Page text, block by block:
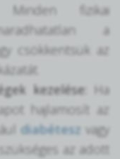
fizikai
a
csökkentsük az
kezelése: Ha
hajlamosít az
diabétesz vagy
az adott